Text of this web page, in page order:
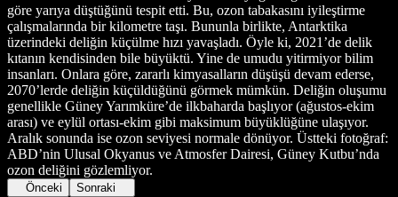
göre yarıya düştüğünü tespit etti. Bu, ozon tabakasını iyileştirme
çalışmalarında bir kilometre taşı. Bununla birlikte, Antarktika
üzerindeki deliğin küçülme hızı yavaşladı. Öyle ki, 2021’de delik
kıtanın kendisinden bile büyüktü. Yine de umudu yitirmiyor bilim
insanları. Onlara göre, zararlı kimyasalların düşüşü devam ederse,
2070’lerde deliğin küçüldüğünü görmek mümkün. Deliğin oluşumu
genellikle Güney Yarımküre’de ilkbaharda başlıyor (ağustos-ekim
arası) ve eylül ortası-ekim gibi maksimum büyüklüğüne ulaşıyor.
Aralık sonunda ise ozon seviyesi normale dönüyor. Üstteki fotoğraf:
ABD’nin Ulusal Okyanus ve Atmosfer Dairesi, Güney Kutbu’nda
ozon deliğini gözlemliyor.
Önceki Sonraki